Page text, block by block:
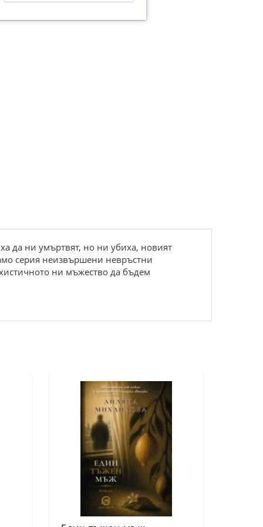
да ни умъртвят, но ни убиха, новият
серия неизвършени невръстни
ни мъжество да бъдем